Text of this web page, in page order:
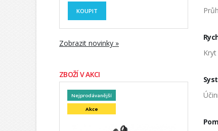
KOUPIT
Zobrazit novinky »
ZBOŽÍ V AKCI
Nejprodávanější
Akce